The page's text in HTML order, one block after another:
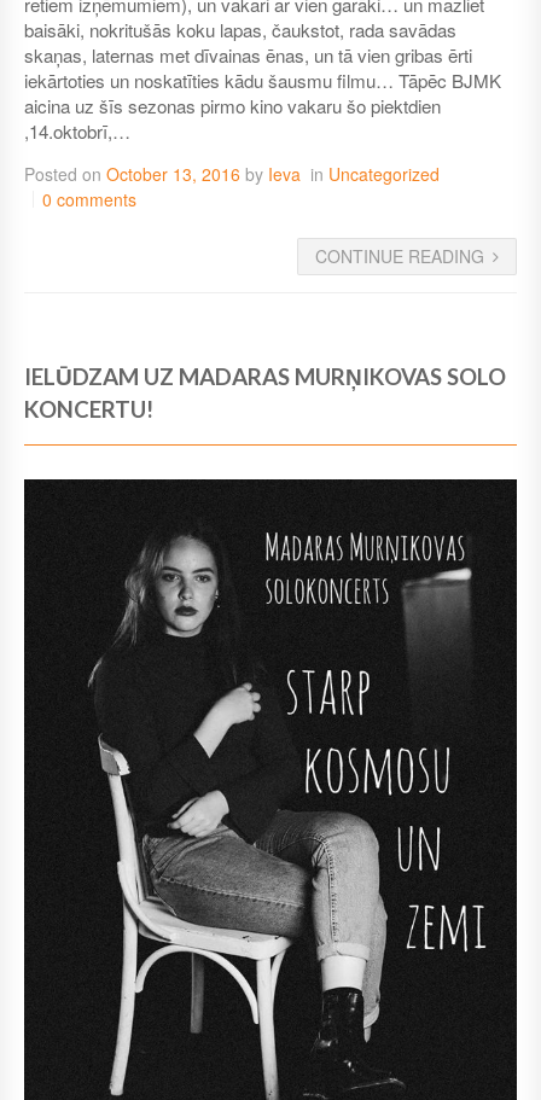
baisāki, nokritušās koku lapas, čaukstot, rada savādas
skaņas, laternas met dīvainas ēnas, un tā vien gribas ērti
iekārtoties un noskatīties kādu šausmu filmu… Tāpēc BJMK
aicina uz šīs sezonas pirmo kino vakaru šo piektdien
,14.oktobrī,…
Posted on October 13, 2016 by Ieva in Uncategorized
0 comments
CONTINUE READING
IELŪDZAM UZ MADARAS MURŅIKOVAS SOLO
KONCERTU!